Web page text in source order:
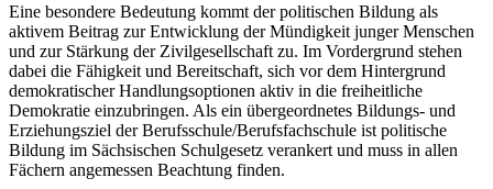
Eine besondere Bedeutung kommt der politischen Bildung als
aktivem Beitrag zur Entwicklung der Mündigkeit junger Menschen
und zur Stärkung der Zivilgesellschaft zu. Im Vordergrund stehen
dabei die Fähigkeit und Bereitschaft, sich vor dem Hintergrund
demokratischer Handlungsoptionen aktiv in die freiheitliche
Demokratie einzubringen. Als ein übergeordnetes Bildungs- und
Erziehungsziel der Berufsschule/Berufsfachschule ist politische
Bildung im Sächsischen Schulgesetz verankert und muss in allen
Fächern angemessen Beachtung finden.